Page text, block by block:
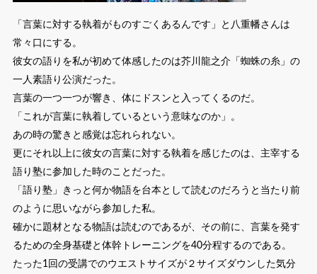
「言葉に対する執着がものすごくあるんです」と八重幡さんは
常々口にする。
彼女の語りを私が初めて体感したのは芥川龍之介「蜘蛛の糸」の
一人素語り公演だった。
言葉の一つ一つが響き、体にドスンと入ってくるのだ。
「これが言葉に執着しているという意味なのか」。
あの時の驚きと感覚は忘れられない。
更にそれ以上に彼女の言葉に対する執着を感じたのは、主宰する
語り塾に参加した時のことだった。
「語り塾」きっと何か物語を台本として読むのだろうと当たり前
のように思いながら参加した私。
確かに題材となる物語は読むのであるが、その前に、言葉を発す
るための全身基礎と体幹トレーニングを40分程するのである。
たった1回の受講でのウエストサイズが２サイズダウンした気分